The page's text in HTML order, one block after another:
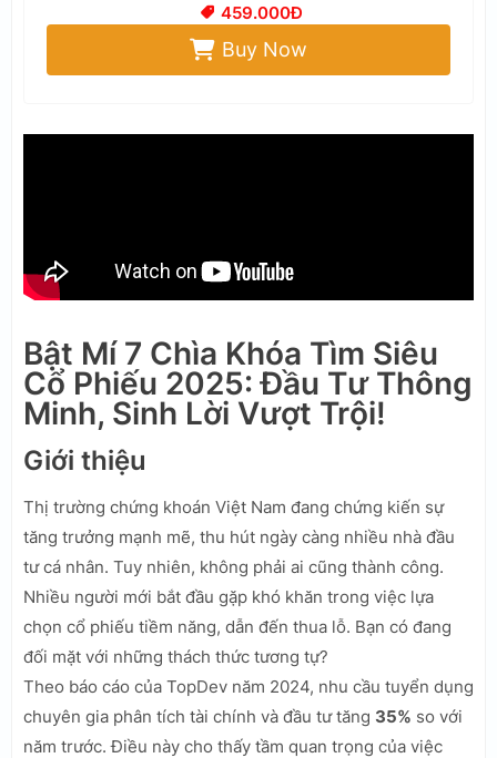
459.000Đ
Buy Now
Bật Mí 7 Chìa Khóa Tìm Siêu
Cổ Phiếu 2025: Đầu Tư Thông
Minh, Sinh Lời Vượt Trội!
Giới thiệu
Thị trường chứng khoán Việt Nam đang chứng kiến sự
tăng trưởng mạnh mẽ, thu hút ngày càng nhiều nhà đầu
tư cá nhân. Tuy nhiên, không phải ai cũng thành công.
Nhiều người mới bắt đầu gặp khó khăn trong việc lựa
chọn cổ phiếu tiềm năng, dẫn đến thua lỗ. Bạn có đang
đối mặt với những thách thức tương tự?
Theo báo cáo của TopDev năm 2024, nhu cầu tuyển dụng
chuyên gia phân tích tài chính và đầu tư tăng 35% so với
năm trước. Điều này cho thấy tầm quan trọng của việc